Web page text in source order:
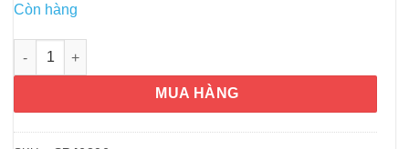
Còn hàng
Viên uống bổ gan GNC Milk Thistle Extra Strength 1300mg 60
MUA HÀNG